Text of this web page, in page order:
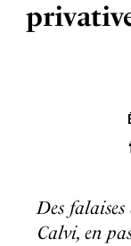
Des
Calvi, en